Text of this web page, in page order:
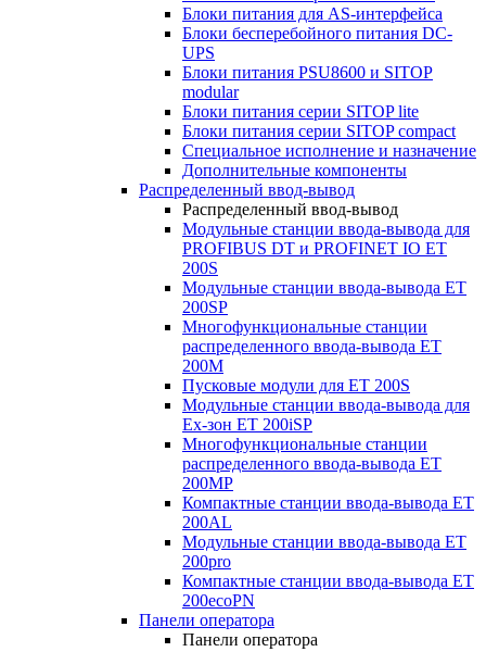
Блоки питания для AS-интерфейса
Блоки бесперебойного питания DC-
UPS
Блоки питания PSU8600 и SITOP
modular
Блоки питания серии SITOP lite
Блоки питания серии SITOP compact
Специальное исполнение и назначение
Дополнительные компоненты
Распределенный ввод-вывод
Распределенный ввод-вывод
Модульные станции ввода-вывода для
PROFIBUS DT и PROFINET IO ET
200S
Модульные станции ввода-вывода ET
200SP
Многофункциональные станции
распределенного ввода-вывода ET
200M
Пусковые модули для ET 200S
Модульные станции ввода-вывода для
Ex-зон ET 200iSP
Многофункциональные станции
распределенного ввода-вывода ET
200MP
Компактные станции ввода-вывода ET
200AL
Модульные станции ввода-вывода ET
200pro
Компактные станции ввода-вывода ET
200ecoPN
Панели оператора
Панели оператора